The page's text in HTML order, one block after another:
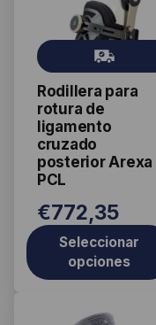
Rodillera para
rotura de
ligamento
cruzado
posterior Arexa
PCL
Gr
ati
s
€772,35
Seleccionar
opciones
variantes.
opciones
pueden
elegir
en
página
de
producto